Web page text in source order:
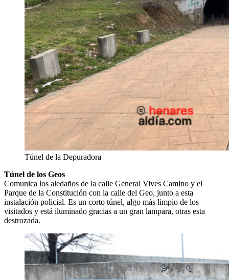
Túnel de la Depuradora
Túnel de los Geos
Comunica los aledaños de la calle General Vives Camino y el
Parque de la Constitución con la calle del Geo, junto a esta
instalación policial. Es un corto túnel, algo más limpio de los
visitados y está iluminado gracias a un gran lampara, otras esta
destrozada.